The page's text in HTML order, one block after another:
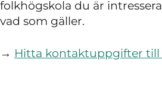
folkhögskola du är
vad som gäller.
→ Hitta kontaktuppgifter till